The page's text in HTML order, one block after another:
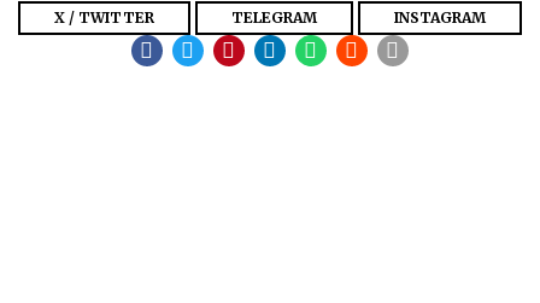
X / TWITTER TELEGRAM INSTAGRAM